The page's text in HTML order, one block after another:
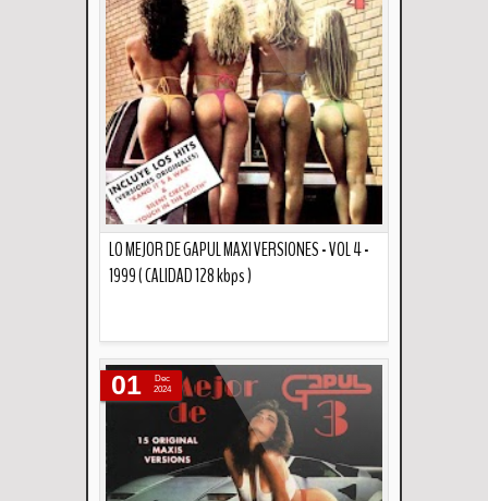
LO MEJOR DE GAPUL MAXI VERSIONES - VOL 4 -
1999 ( CALIDAD 128 kbps )
01
Dec
2024